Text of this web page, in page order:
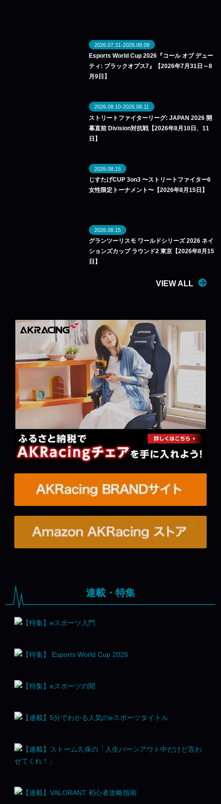
2026.07.31-2026.08.09
Esports World Cup 2026『コール オブ デュー
ティ: ブラックオプス7』【2026年7月31日～8
月9日】
2026.08.10-2026.08.11
ストリートファイターリーグ: JAPAN 2026 開
幕直前 Division対抗戦【2026年8月10日、11
日】
2026.08.15
じすたげCUP 3on3 〜ストリートファイター6
女性限定トーナメント〜【2026年8月15日】
2026.08.15
グランツーリスモ ワールドシリーズ 2026 ネイ
ションズカップ ラウンド2 東京【2026年8月15
日】
VIEW ALL
連載・特集